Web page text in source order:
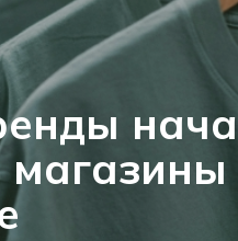
магазины